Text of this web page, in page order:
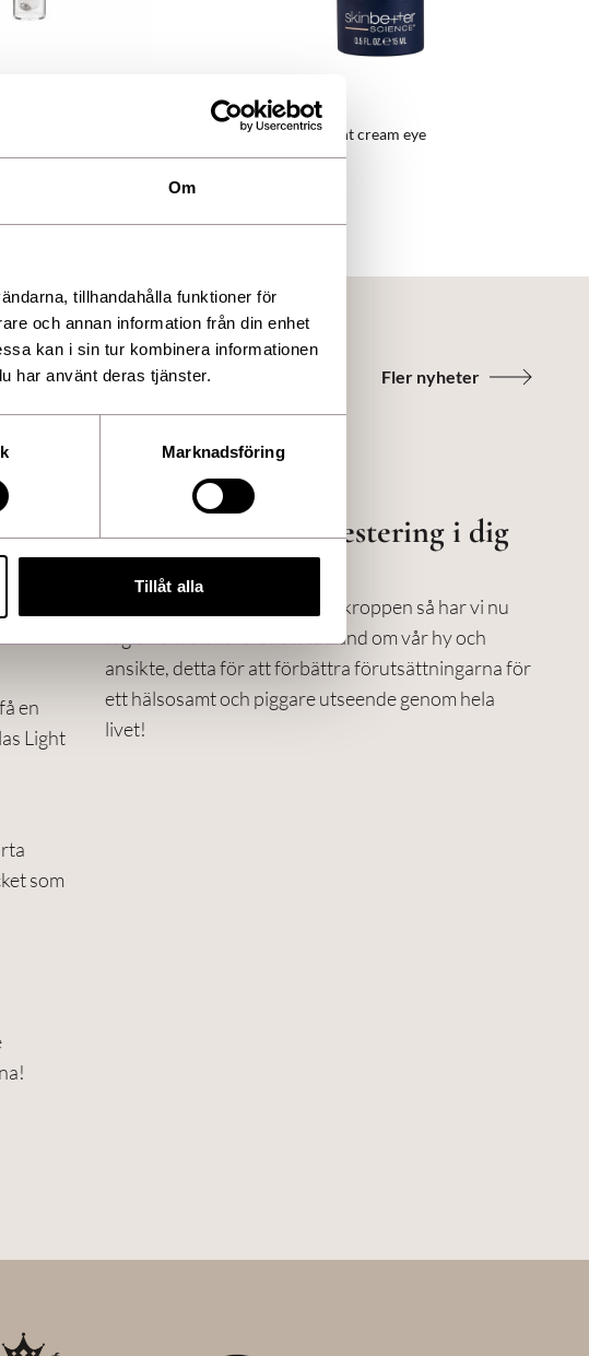
Om
tillhandahålla funktioner för
och annan information från din enhet
kan i sin tur kombinera informationen
har använt deras tjänster.
Marknadsföring
Tillåt alla
Skin Better Science
Interfuse treatment cream eye
1 679,00 kr
Fler nyheter
och
en
Light
som
Årskortet - En investering i dig
själv!
Precis som vi har gymkort till kroppen så har vi nu
tagit fram ett kort för att ta hand om vår hy och
ansikte, detta för att förbättra förutsättningarna för
ett hälsosamt och piggare utseende genom hela
livet!